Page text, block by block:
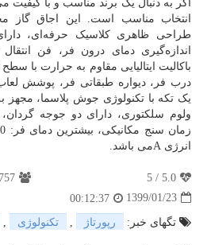
اگر به دنبال یک برند مناسب و با کیفیت
انتخاب مناسب است. این اجاق گاز
طراحی ظاهری کلاسیک حرفه‌ای،
اندازه‌گیری دمای درون فر، فن
باکالیت ایتالیایی مقاوم به حرارت با
درب فر، دیواره طبقاتی فر، پوشش
یک تکه با تکنولوژی جوش پلاسما، مجهز
ولوم سلکتوری، دارای دو جوجه
انرژی
می باشد.
5.0
/
5
1399/01/23
00:12:37
تگهای خبر:
رپورتاژ , تكنولوژی ,